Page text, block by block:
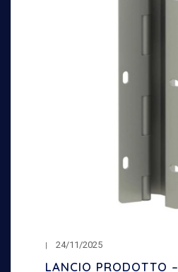
24/11/2025
LANCIO PRODOTTO